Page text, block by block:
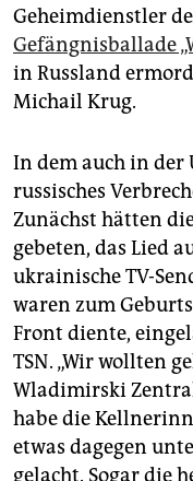
Geheimdienstler
Gefängnisballade
in Russland
Michail Krug.
In dem auch in
russisches
Zunächst hätten
gebeten, das Lied
ukrainische TV-
waren zum
Front diente,
TSN. „Wir wollten
Wladimirski
habe die
etwas dagegen
gelacht. Sogar die